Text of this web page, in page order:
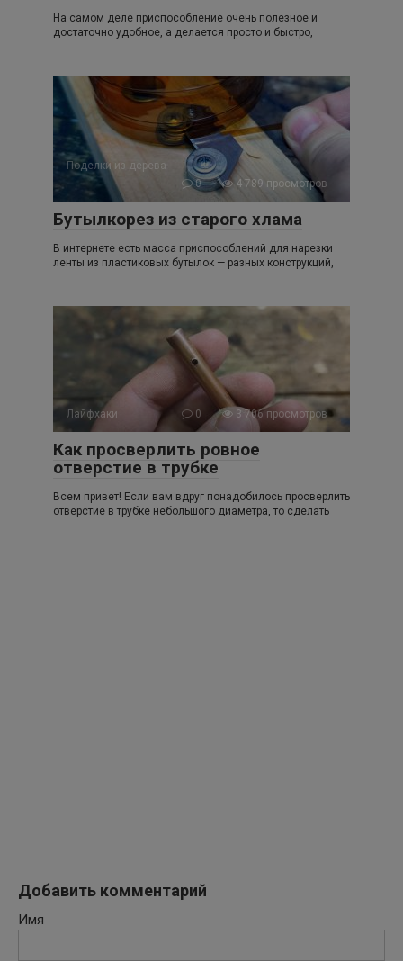
На самом деле приспособление очень полезное и
достаточно удобное, а делается просто и быстро,
Поделки из дерева
0
4 789 просмотров
Бутылкорез из старого хлама
В интернете есть масса приспособлений для нарезки
ленты из пластиковых бутылок — разных конструкций,
Лайфхаки 0 3 706 просмотров
Как просверлить ровное
отверстие в трубке
Всем привет! Если вам вдруг понадобилось просверлить
отверстие в трубке небольшого диаметра, то сделать
Добавить комментарий
Имя